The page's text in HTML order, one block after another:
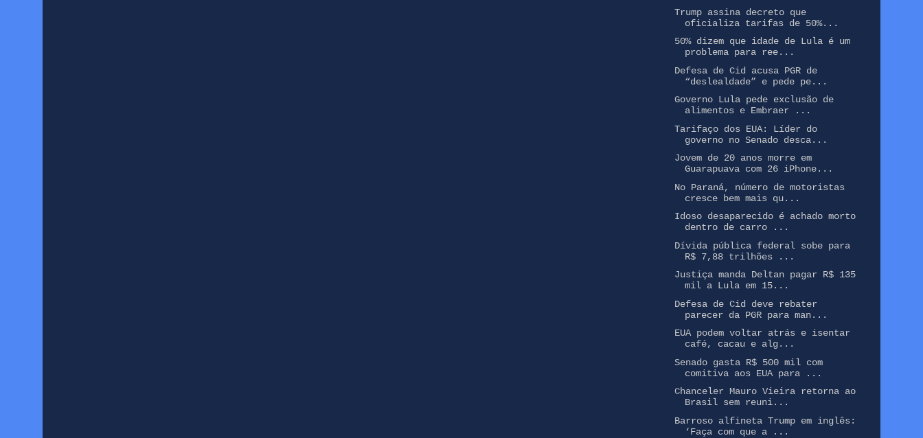
Trump assina decreto que
oficializa tarifas de 50%...
50% dizem que idade de Lula é um
problema para ree...
Defesa de Cid acusa PGR de
“deslealdade” e pede pe...
Governo Lula pede exclusão de
alimentos e Embraer ...
Tarifaço dos EUA: Líder do
governo no Senado desca...
Jovem de 20 anos morre em
Guarapuava com 26 iPhone...
No Paraná, número de motoristas
cresce bem mais qu...
Idoso desaparecido é achado morto
dentro de carro ...
Dívida pública federal sobe para
R$ 7,88 trilhões ...
Justiça manda Deltan pagar R$ 135
mil a Lula em 15...
Defesa de Cid deve rebater
parecer da PGR para man...
EUA podem voltar atrás e isentar
café, cacau e alg...
Senado gasta R$ 500 mil com
comitiva aos EUA para ...
Chanceler Mauro Vieira retorna ao
Brasil sem reuni...
Barroso alfineta Trump em inglês:
‘Faça com que a ...